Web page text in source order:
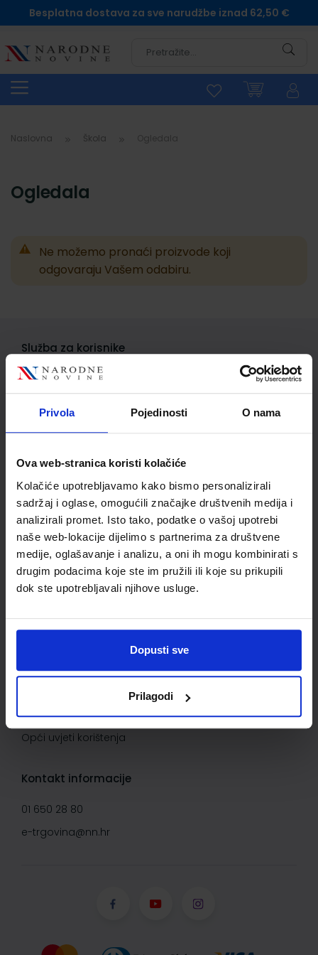
Privola Pojedinosti O nama
Ova web-stranica koristi kolačiće
Kolačiće upotrebljavamo kako bismo personalizirali
sadržaj i oglase, omogućili značajke društvenih medija i
analizirali promet. Isto tako, podatke o vašoj upotrebi
naše web-lokacije dijelimo s partnerima za društvene
medije, oglašavanje i analizu, a oni ih mogu kombinirati s
drugim podacima koje ste im pružili ili koje su prikupili
dok ste upotrebljavali njihove usluge.
Dopusti sve
Prilagodi
Besplatna dostava za sve narudžbe iznad 62,50 €
Naslovna Škola
Ogledala
Ne možemo pronaći proizvode koji
odgovaraju Vašem odabiru.
Služba za korisnike
Korisnički račun
Status/Povijest narudžbi
Važne informacije
Kako kupovati
Kako do popusta
Privatnost i sigurnost podataka
Načini plaćanja
Saznajte više
O Narodnim novinama d.d.
Opći uvjeti korištenja
Kontakt informacije
01 650 28 80
e-trgovina@nn.hr